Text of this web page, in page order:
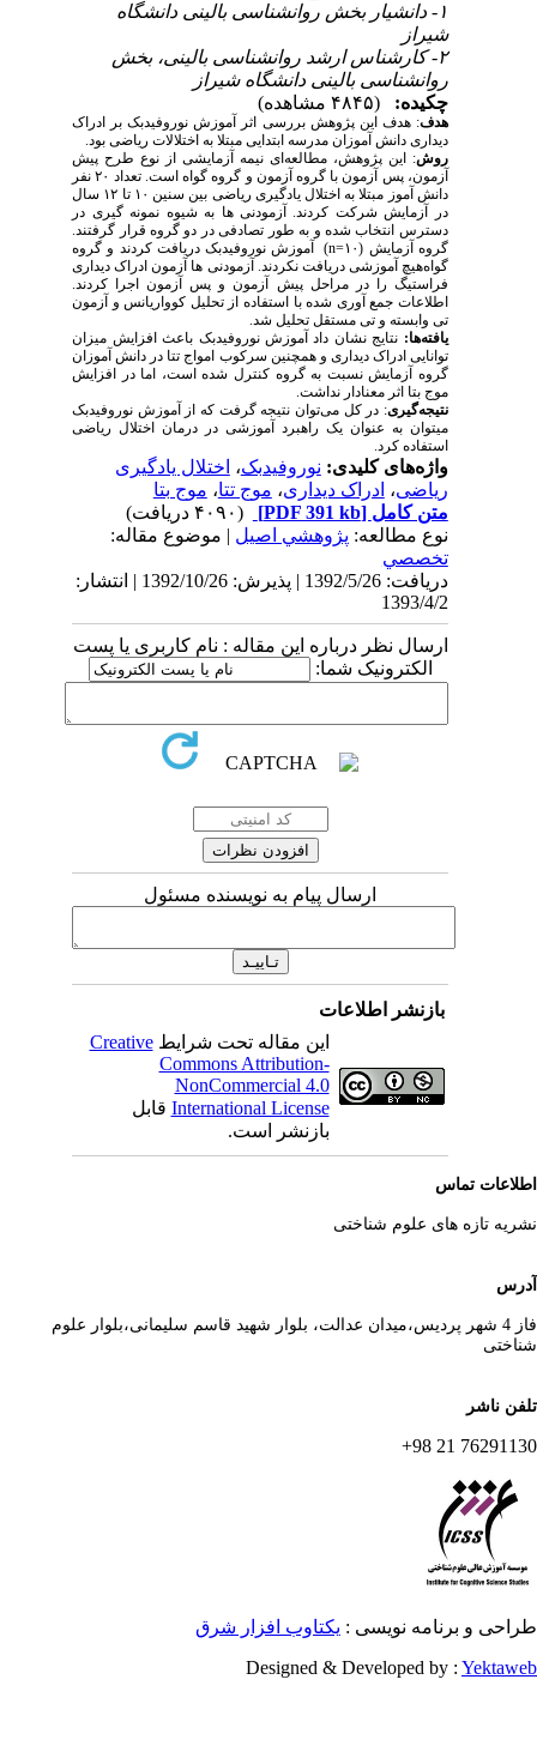
۱- دانشیار بخش روانشناسی بالینی دانشگاه
شیراز
۲- کارشناس ارشد روانشناسی بالینی، بخش
روانشناسی بالینی دانشگاه شیراز
چکیده:
هدف: هدف این پژوهش بررسی اثر آموزش نوروفیدبک بر ادراک
دیداری دانش آموزان مدرسه ابتدایی مبتلا به اختلالات ریاضی بود.
روش: این پژوهش، مطالعهای نیمه آزمایشی از نوع طرح پیش
آزمون، پس آزمون با گروه آزمون و گروه گواه است. تعداد ۲۰ نفر
دانش آموز مبتلا به اختلال یادگیری ریاضی بین سنین ۱۰ تا ۱۲ سال
در آزمایش شرکت کردند. آزمودنی ها به شیوه نمونه گیری در
دسترس انتخاب شده و به طور تصادفی در دو گروه قرار گرفتند.
گروه آزمایش (n=۱۰)
آموزش نوروفیدبک دریافت کردند و گروه
گواههیچ آموزشی دریافت نکردند. آزمودنی ها آزمون ادراک دیداری
فراستیگ را در مراحل پیش آزمون و پس آزمون اجرا کردند.
اطلاعات جمع آوری شده با استفاده از تحلیل کوواریانس و آزمون
تی وابسته و تی مستقل تحلیل شد.
یافته‌ها:نتایج نشان داد آموزش نوروفیدبک باعث افزایش میزان
توانایی ادراک دیداری و همچنین سرکوب امواج تتا در دانش آموزان
گروه آزمایش نسبت به گروه کنترل شده است، اما در افزایش
موج بتا اثر معنادار نداشت.
نتیجه‌گیری : در کل میتوان نتیجه گرفت که از آموزش نوروفیدبک
می­توان به عنوان یک راهبرد آموزشی در درمان اختلال ریاضی
استفاده کرد.
واژه‌های کلیدی:نوروفیدبک،اختلال یادگیری
ریاضی،ادراک دیداری،موج تتا،موج بتا
متن کامل[PDF 391 kb]
نوع مطالعه:پژوهشي اصیل| موضوع مقاله:
تخصصي
دریافت: 1392/5/26 | پذیرش: 1392/10/26 | انتشار:
1393/4/2
ارسال نظر درباره این مقاله : نام کاربری یا پست
الکترونیک شما:
ارسال پیام به نویسنده مسئول
بازنشر اطلاعات
این مقاله تحت شرایطCreative
Commons Attribution-
NonCommercial 4.0
International Licenseقابل
بازنشر است.
تماس
تازه های علوم شناختی
فاز 4 شهر پردیس،میدان عدالت، بلوار شهید قاسم سلیمانی،بلوار علوم
ناشر
76291130 21
و برنامه نویسی : یکتاوب افزار شرق
Designed & Developed by :